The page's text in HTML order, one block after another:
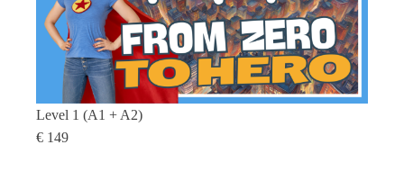
Level 1 (A1 + A2)
€ 149